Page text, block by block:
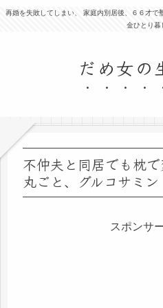
再婚を失敗してしまい、 家庭内別居後、６６才
金ひとり暮
だめ女の
不仲夫と同居でも枕
丸ごと、グルコサミン
スポンサ